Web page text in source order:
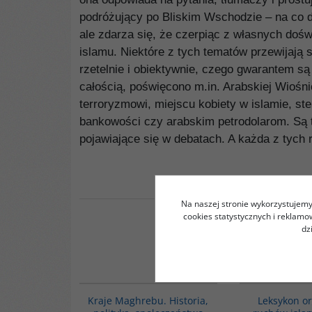
podróżujący po Bliskim Wschodzie – na co
ale zdarza się, że czerpiąc z własnych
islamu. Niektóre z tych tematów przewijają
rzetelnie i obiektywnie, czego gwarantem
całością, poświęcono m.in. Arabskiej
terroryzmowi, miejscu kobiety w islamie,
bankowości czy arabskim petrodolarom.
pojawiające się w debatach. A każda z
Kraje Maghrebu. Historia,
Leksykon
Na naszej stronie
cookies statystycznych i